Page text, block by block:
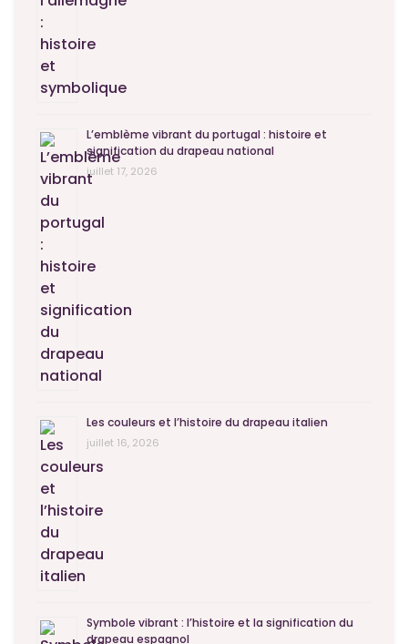
L’emblème vibrant du portugal : histoire et
signification du drapeau national
juillet 17, 2026
Les couleurs et l’histoire du drapeau italien
juillet 16, 2026
Symbole vibrant : l’histoire et la signification du
drapeau espagnol